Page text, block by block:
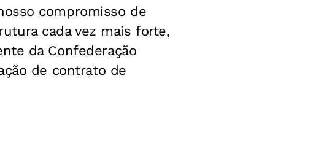
compromisso de
cada vez mais forte,
da Confederação
de contrato de